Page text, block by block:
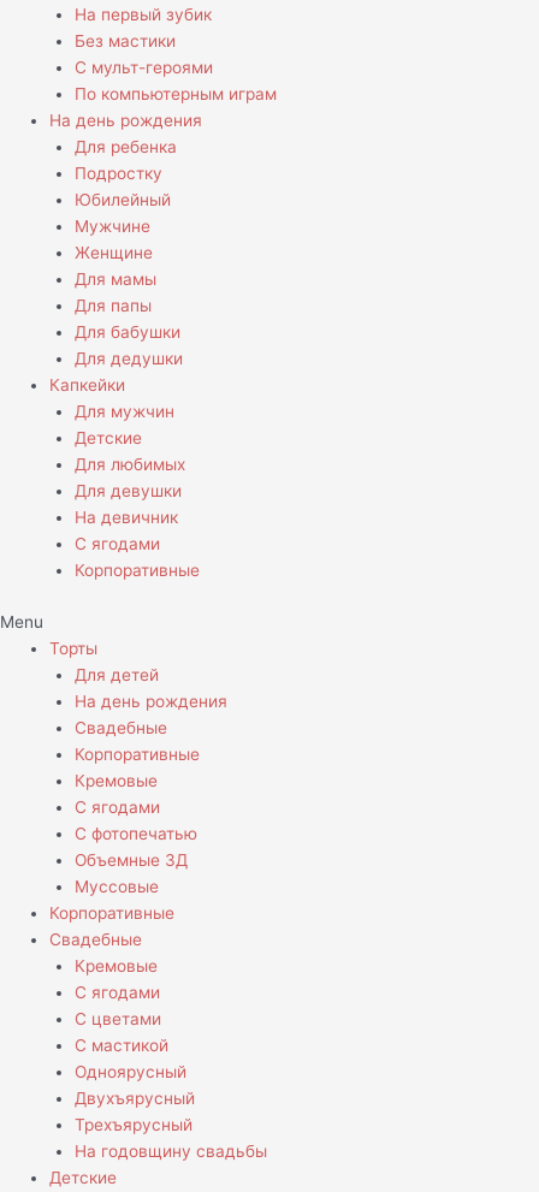
На первый зубик
Без мастики
С мульт-героями
По компьютерным играм
На день рождения
Для ребенка
Подростку
Юбилейный
Мужчине
Женщине
Для мамы
Для папы
Для бабушки
Для дедушки
Капкейки
Для мужчин
Детские
Для любимых
Для девушки
На девичник
С ягодами
Корпоративные
Menu
Торты
Для детей
На день рождения
Свадебные
Корпоративные
Кремовые
С ягодами
С фотопечатью
Объемные 3Д
Муссовые
Корпоративные
Свадебные
Кремовые
С ягодами
С цветами
С мастикой
Одноярусный
Двухъярусный
Трехъярусный
На годовщину свадьбы
Детские